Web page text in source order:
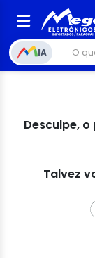
IA
Desculpe,
Talvez